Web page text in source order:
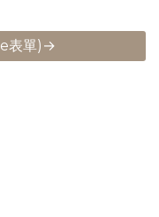
表單)→